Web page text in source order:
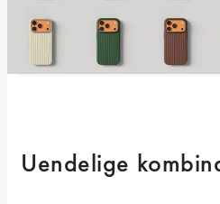
Uendelige